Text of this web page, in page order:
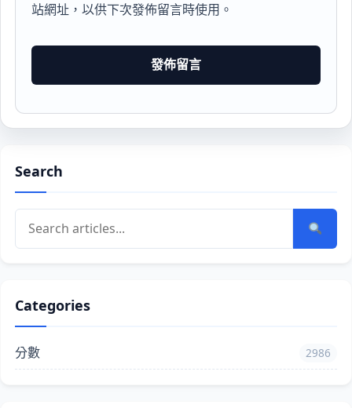
站網址，以供下次發佈留言時使用。
Search
Categories
分數 2986